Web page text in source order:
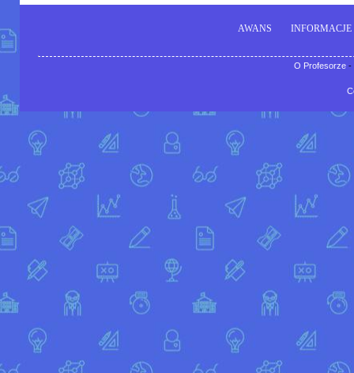
AWANS INFORMACJE
O Profesorze-